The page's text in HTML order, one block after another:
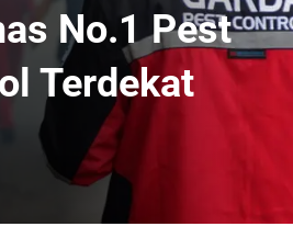
No.1 Pest
Terdekat